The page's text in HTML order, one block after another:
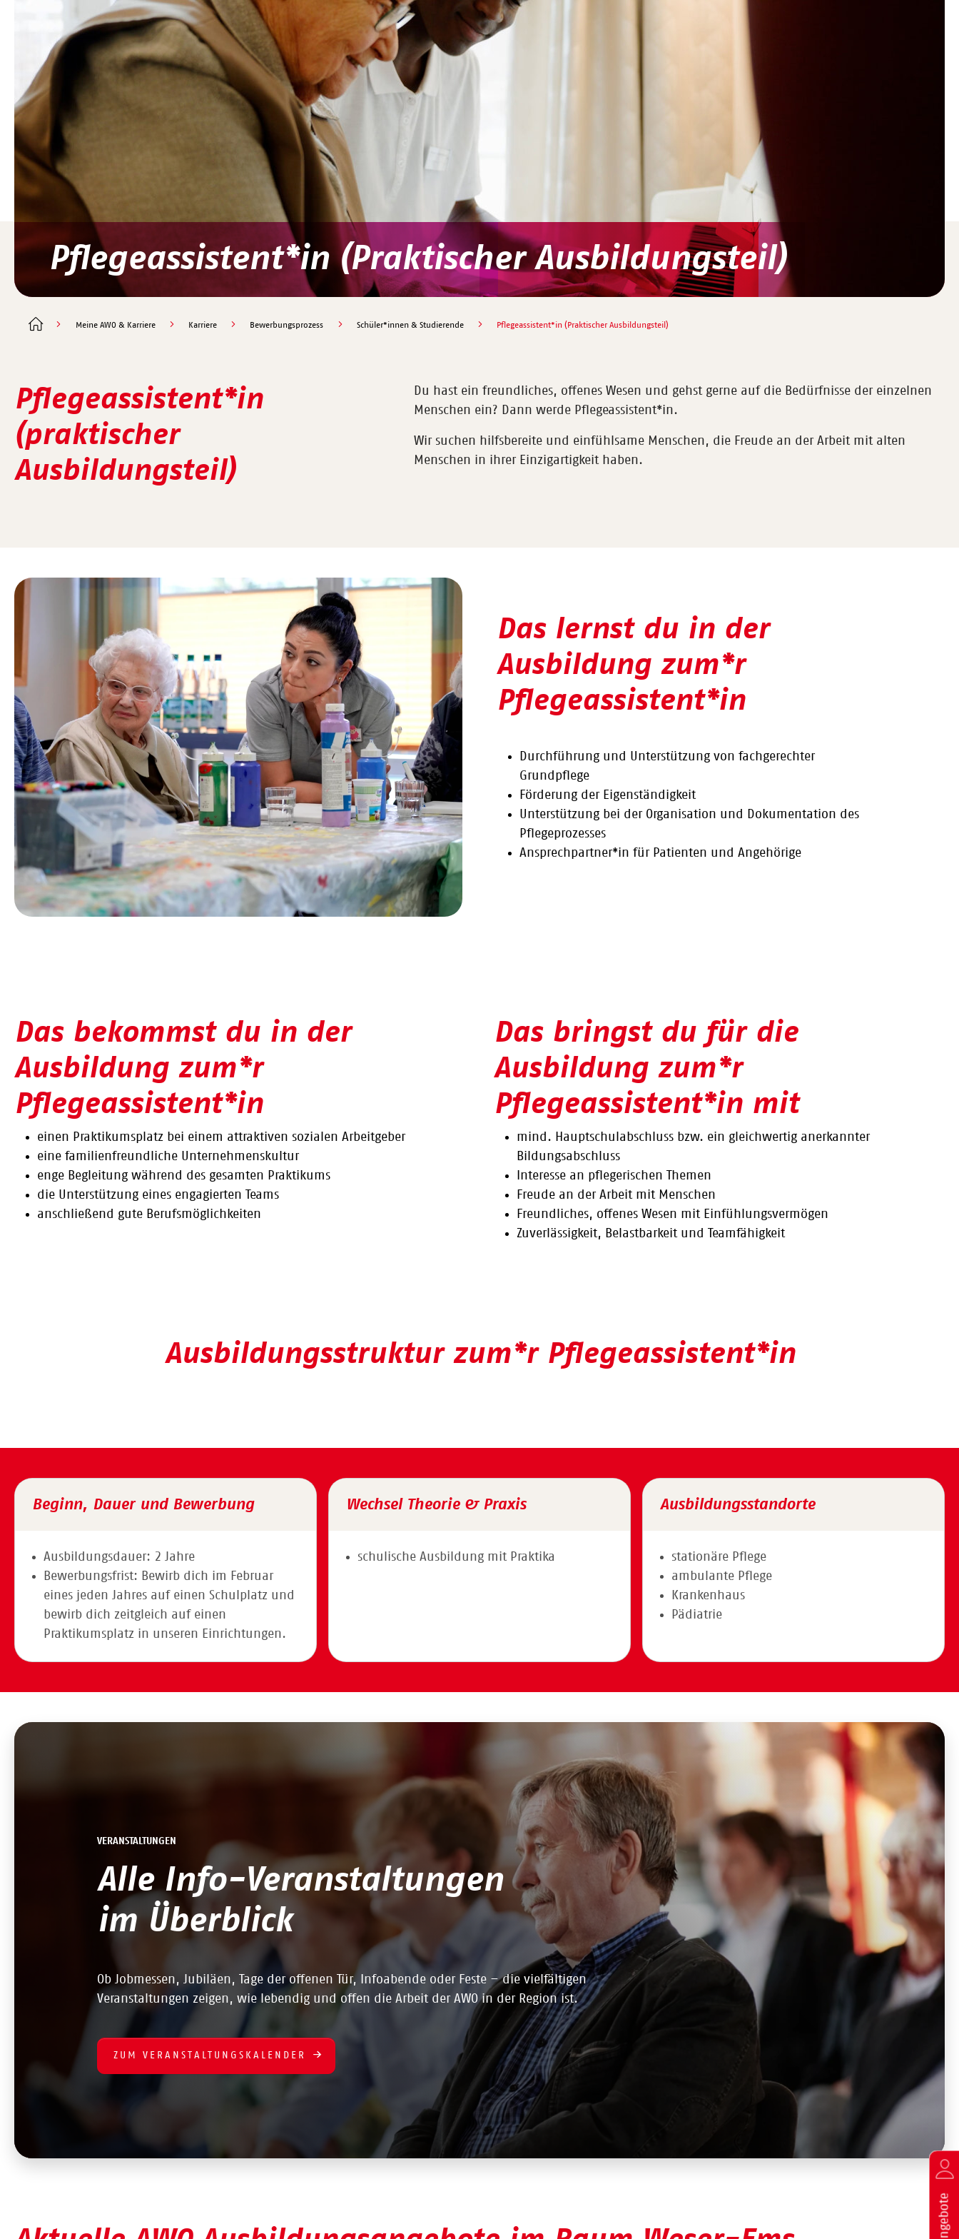
Pflegeassistent*in (Praktischer Ausbildungsteil)
Meine AWO & Karriere Karriere Bewerbungsprozess Schüler*innen & Studierende Pflegeassistent*in (Praktischer Ausbildungsteil)
Pflegeassistent*in
(praktischer
Ausbildungsteil)
Du hast ein freundliches, offenes Wesen und gehst gerne auf die Bedürfnisse der einzelnen
Menschen ein? Dann werde Pflegeassistent*in.
Wir suchen hilfsbereite und einfühlsame Menschen, die Freude an der Arbeit mit alten
Menschen in ihrer Einzigartigkeit haben.
Das lernst du in der
Ausbildung zum*r
Pflegeassistent*in
Durchführung und Unterstützung von fachgerechter
Grundpflege
Förderung der Eigenständigkeit
Unterstützung bei der Organisation und Dokumentation des
Pflegeprozesses
Ansprechpartner*in für Patienten und Angehörige
Das bekommst du in der
Ausbildung zum*r
Pflegeassistent*in
einen Praktikumsplatz bei einem attraktiven sozialen Arbeitgeber
eine familienfreundliche Unternehmenskultur
enge Begleitung während des gesamten Praktikums
die Unterstützung eines engagierten Teams
anschließend gute Berufsmöglichkeiten
Das bringst du für die
Ausbildung zum*r
Pflegeassistent*in mit
mind. Hauptschulabschluss bzw. ein gleichwertig anerkannter
Bildungsabschluss
Interesse an pflegerischen Themen
Freude an der Arbeit mit Menschen
Freundliches, offenes Wesen mit Einfühlungsvermögen
Zuverlässigkeit, Belastbarkeit und Teamfähigkeit
Ausbildungsstruktur zum*r Pflegeassistent*in
Beginn, Dauer und Bewerbung
Ausbildungsdauer: 2 Jahre
Bewerbungsfrist: Bewirb dich im Februar
eines jeden Jahres auf einen Schulplatz und
bewirb dich zeitgleich auf einen
Praktikumsplatz in unseren Einrichtungen.
Wechsel Theorie & Praxis
schulische Ausbildung mit Praktika
Ausbildungsstandorte
stationäre Pflege
ambulante Pflege
Krankenhaus
Pädiatrie
VERANSTALTUNGEN
Alle Info-Veranstaltungen
im Überblick
Ob Jobmessen, Jubiläen, Tage der offenen Tür, Infoabende oder Feste – die vielfältigen
Veranstaltungen zeigen, wie lebendig und offen die Arbeit der AWO in der Region ist.
ZUM VERANSTALTUNGSKALENDER